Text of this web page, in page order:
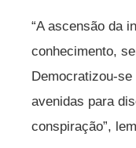
“A ascensão da
conhecimento,
Democratizou-
avenidas para
conspiração”,